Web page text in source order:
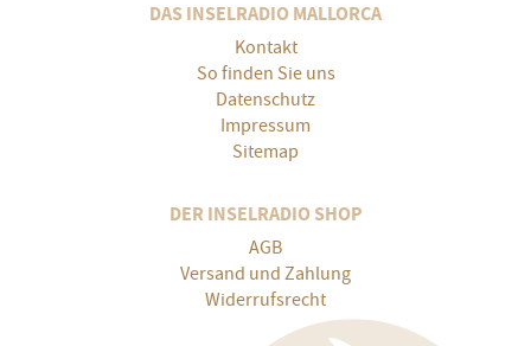
DAS INSELRADIO MALLORCA
Kontakt
So finden Sie uns
Datenschutz
Impressum
Sitemap
DER INSELRADIO SHOP
AGB
Versand und Zahlung
Widerrufsrecht